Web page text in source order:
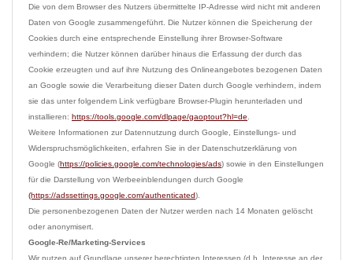
Die von dem Browser des Nutzers übermittelte IP-Adresse wird nicht mit anderen
Daten von Google zusammengeführt. Die Nutzer können die Speicherung der
Cookies durch eine entsprechende Einstellung ihrer Browser-Software
verhindern; die Nutzer können darüber hinaus die Erfassung der durch das
Cookie erzeugten und auf ihre Nutzung des Onlineangebotes bezogenen Daten
an Google sowie die Verarbeitung dieser Daten durch Google verhindern, indem
sie das unter folgendem Link verfügbare Browser-Plugin herunterladen und
installieren: https://tools.google.com/dlpage/gaoptout?hl=de
Weitere Informationen zur Datennutzung durch Google, Einstellungs- und
Widerspruchsmöglichkeiten, erfahren Sie in der Datenschutzerklärung von
Google (https://policies.google.com/technologies/ads) sowie in den Einstellungen
(https://adssettings.google.com/authenticated).
Die personenbezogenen Daten der Nutzer werden nach 14 Monaten gelöscht
Google-Re/Marketing-Services
Wir nutzen auf Grundlage unserer berechtigten Interessen (d.h. Interesse an der